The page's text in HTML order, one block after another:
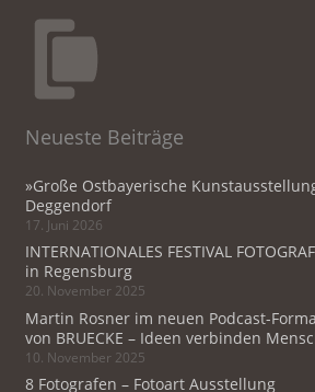
Neueste Beiträge
»Große Ostbayerische
Deggendorf
17. Juni 2026
INTERNATIONALES FESTIVAL
in Regensburg
20. November 2025
Martin Rosner im neuen Podcast-
von BRUECKE – Ideen verbinden
10. November 2025
8 Fotografen – Fotoart Ausstellung